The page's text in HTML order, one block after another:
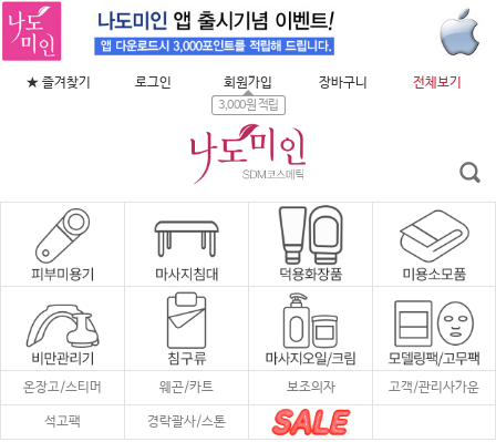
★ 즐겨찾기 로그인 회원가입
3,000원 적립
장바구니 전체보기
온장고/스티머 웨곤/카트 보조의자 고객/관리사가운
석고팩 경락괄사/스톤